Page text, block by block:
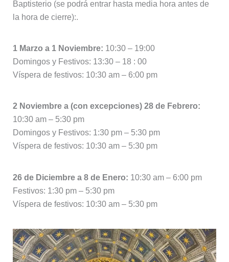
Baptisterio (se podrá entrar hasta media hora antes de
la hora de cierre):.
1 Marzo a 1 Noviembre: 10:30 – 19:00
Domingos y Festivos: 13:30 – 18 : 00
Víspera de festivos: 10:30 am – 6:00 pm
2 Noviembre a (con excepciones) 28 de Febrero:
10:30 am – 5:30 pm
Domingos y Festivos: 1:30 pm – 5:30 pm
Víspera de festivos: 10:30 am – 5:30 pm
26 de Diciembre a 8 de Enero: 10:30 am – 6:00 pm
Festivos: 1:30 pm – 5:30 pm
Víspera de festivos: 10:30 am – 5:30 pm